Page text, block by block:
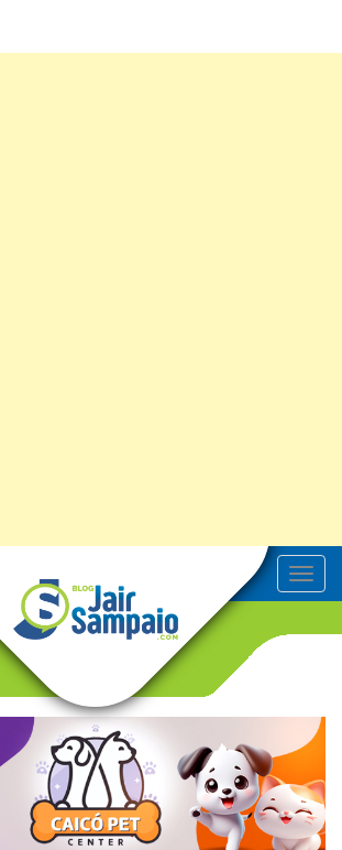
T
o
v
g
t
i
o
n